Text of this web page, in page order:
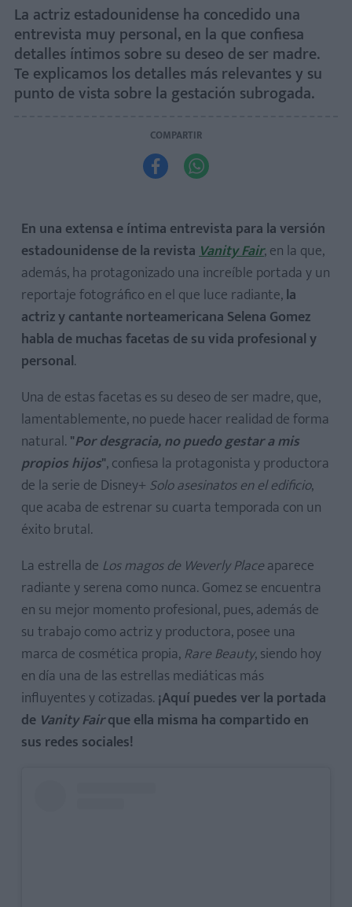
La actriz estadounidense ha concedido una
entrevista muy personal, en la que confiesa
detalles íntimos sobre su deseo de ser madre.
Te explicamos los detalles más relevantes y su
punto de vista sobre la gestación subrogada.
COMPARTIR
 
En una extensa e íntima entrevista para la versión
estadounidense de la revistaVanity Fair, en la que,
además, ha protagonizado una increíble portada y un
reportaje fotográfico en el que luce radiante,la
actriz y cantante norteamericana Selena Gomez
habla de muchas facetas de su vida profesional y
personal.
Una de estas facetas es su deseo de ser madre, que,
lamentablemente, no puede hacer realidad de forma
natural. "Por desgracia, no puedo gestar a mis
propios hijos", confiesa la protagonista y productora
de la serie de Disney+ Solo asesinatos en el edificio,
que acaba de estrenar su cuarta temporada con un
éxito brutal.
La estrella de Los magos de Weverly Placeaparece
radiante y serena como nunca. Gomez se encuentra
en su mejor momento profesional, pues, además de
su trabajo como actriz y productora, posee una
marca de cosmética propia, Rare Beauty, siendo hoy
en día una de las estrellas mediáticas más
influyentes y cotizadas. ¡Aquí puedes ver la portada
de Vanity Fairque ella misma ha compartido en
sus redes sociales!